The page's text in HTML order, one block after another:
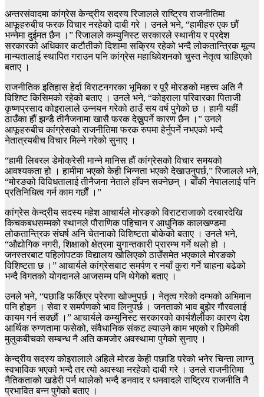
अन्तरसंवादमा कांग्रेस केन्द्रीय सदस्य रिजालले राष्ट्रिय राजनीतिमा
आफूहरुबीच फरक विचार नरहेको दाबी गरे । उनले भने, “हामीहरु एक छौं
भन्‍नेमा दुईमत छैन ।” रिजालले कम्युनिस्ट सरकारले स्थानीय र प्रदेश
सरकारको अधिकार कटौतीको दिशामा सक्रिय रहेको भन्दै लोकतान्त्रिक मूल्य
मान्यतालाई स्थापित गराउन पनि कांग्रेस महाधिवेशनको चुस्त नेतृत्व चाहिएको
बताए ।
राजनीतिक इतिहास हेर्दा विराटनगरका भूमिका र पूरै मोरङको महत्त्व अति नै
विशिष्ट किसिमको रहेको बताए । उनले भने, “कोइराला परिवारका पिताजी
कृष्णप्रसाद कोइरालाले उन्‍नयन गरेको ठाउँ सय वर्ष पुगेको छ । हामी यहीं
ठाउँका हौं झन्डै तीनैजनामा खासै फरक देख्नुपर्ने कारण छैन ।” उनले
आफूहरुबीच कांग्रेसको राजनीतिमा फरक रुपमा हेर्नुपर्ने नभएको भन्दै
नेतात्रयबीच विचार मिल्ने गरेको सुनाए ।
“हामी लिबरल डेमोक्रेसी मान्‍ने मानिस हौं कांग्रेसको विचार समयको
आवश्यकता हो । हामीमा भएको केही भिन्‍नता भएको देखाउनुपर्छ,” रिजालले भने,
“मोरङको विविधतालाई तीनैजना नेताले हाँक्न सक्नेछन् । बाँकी नेपाललाई पनि
प्रतिनिधित्व गर्न काम गर्छौं ।”
कांग्रेस केन्द्रीय सदस्य महेश आचार्यले मोरङको विराटराजाको दरबारदेखि
किचकबधसम्मको स्थानले पौराणिक पहिचान र आधुनिक कालखण्डमा
लोकतान्त्रिक संघर्ष अनि चेतनाको विशिष्टता बोकेको बताए । उनले भने,
“औद्योगिक नगरी, शिक्षाको क्षेत्रमा युगान्तकारी प्रारम्भ गर्ने थलो हो ।
जनस्तरबाट पहिलोपटक विद्यालय खोलिएको ठाउँसमेत भएकाले मोरङको
विशिष्टता छ ।” आचार्यले कांग्रेसबाट समर्पण र नयाँ कुरा गर्ने चाहना बढेको
भन्दै विगतको योगदानले आजसम्म पनि थेगेको बताए ।
उनले भने, “पछाडि फर्किएर प्रेरणा खोज्‍नुपर्छ । नेतृत्व गरेको दम्भको अभिमान
पनि होइन । सेवा र समर्पणको भाव लिनुपर्छ । जनताको भाव बुझेर गौरवलाई
कायम गर्न सक्छौं ।” आचार्यले कम्युनिस्ट सरकारको कार्यशैलीका कारण देश
आर्थिक रुग्णतामा फसेको, संवैधानिक संकट ल्याउने काम भएको र छिमेकी
मुलुकबीचको सम्बन्ध नै अति कमजोर अवस्थामा पुगेको सुनाए ।
केन्द्रीय सदस्य कोइरालाले अहिले मोरङ केही पछाडि परेको भनेर चिन्ता लाग्‍नु
स्वभाविक भएको भन्दै तर त्यो अवस्था नरहेको दाबी गरे । उनले राजनीतिमा
नैतिकताको खडेरी पर्न थालेको भन्दै डनवाद र धनवादले राष्ट्रिय राजनीति नै
प्रभावित बन्न पुगेको बताए ।